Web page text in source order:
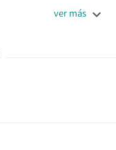
ver más 